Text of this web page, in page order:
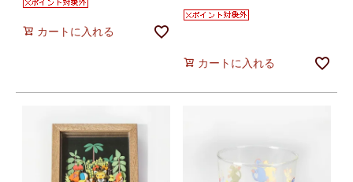
カートに入れる
カートに入れる